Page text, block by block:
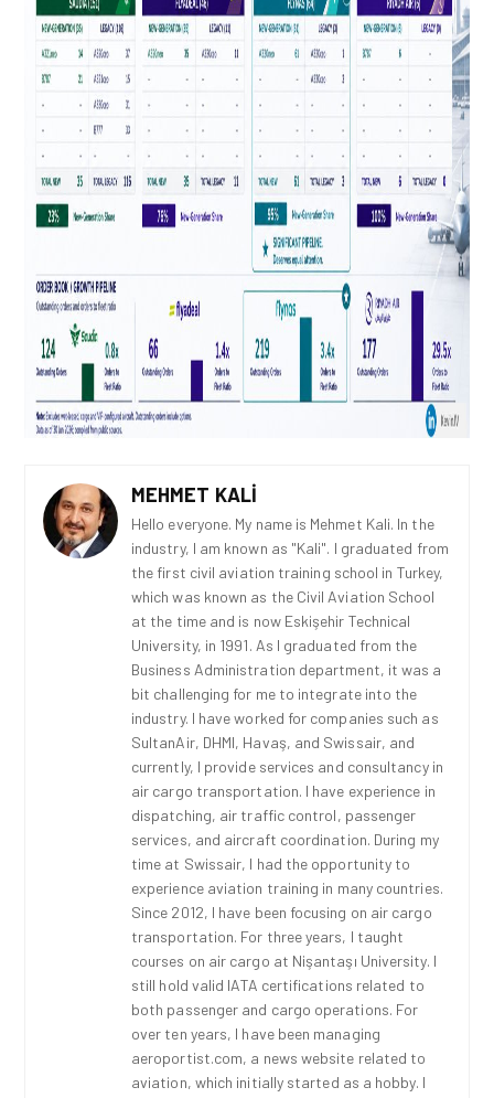
MEHMET KALI
Hello everyone. My name is Mehmet Kali. In the
industry, I am known as "Kali". I graduated from
the first civil aviation training school in Turkey,
which was known as the Civil Aviation School
at the time and is now Eskişehir Technical
University, in 1991. As I graduated from the
Business Administration department, it was a
bit challenging for me to integrate into the
industry. I have worked for companies such as
SultanAir, DHMI, Havaş, and Swissair, and
currently, I provide services and consultancy in
air cargo transportation. I have experience in
dispatching, air traffic control, passenger
services, and aircraft coordination. During my
time at Swissair, I had the opportunity to
experience aviation training in many countries.
Since 2012, I have been focusing on air cargo
transportation. For three years, I taught
courses on air cargo at Nişantaşı University. I
still hold valid IATA certifications related to
both passenger and cargo operations. For
over ten years, I have been managing
aeroportist.com, a news website related to
aviation, which initially started as a hobby. I